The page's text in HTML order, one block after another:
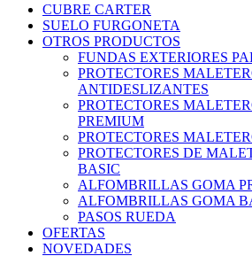
CUBRE CARTER
SUELO FURGONETA
OTROS PRODUCTOS
FUNDAS EXTERIORES
PROTECTORES
ANTIDESLIZANTES
PROTECTORES
PREMIUM
PROTECTORES
PROTECTORES DE
BASIC
ALFOMBRILLAS GOMA
ALFOMBRILLAS GOMA
PASOS RUEDA
OFERTAS
NOVEDADES